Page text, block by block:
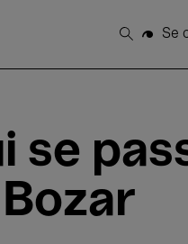
Se
se
Bozar